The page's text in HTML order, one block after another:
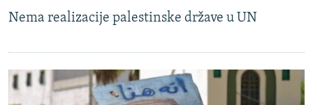
Nema realizacije palestinske države u UN